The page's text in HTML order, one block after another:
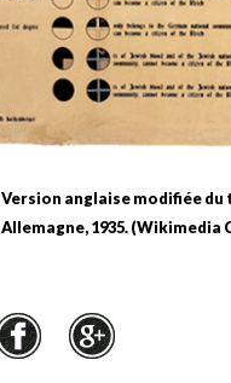
Version anglaise modifiée
Allemagne, 1935. (Wikimedia